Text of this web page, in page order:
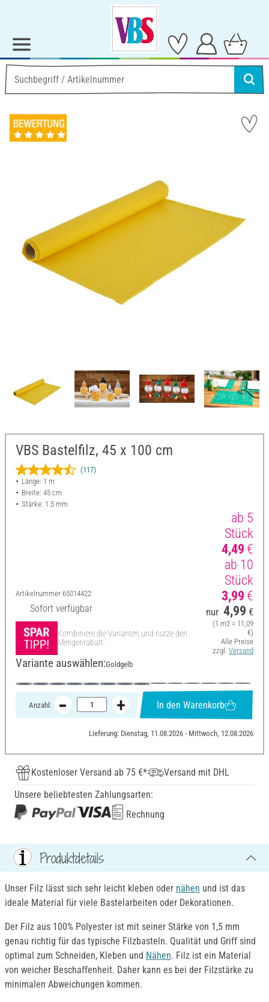
VBS Bastelfilz, 45 x 100 cm
(117)
Länge: 1 m
Breite: 45 cm
Stärke: 1.5 mm
Artikelnummer 65014422
Sofort verfügbar
Kombiniere die Varianten und nutze den
Mengenrabatt.
ab 5
Stück
4,49 €
ab 10
Stück
3,99 €
nur 4,99 €
(1 m2 = 11,09
€)
Alle Preise
zzgl. Versand
Variante auswählen:Goldgelb
Anzahl: In den Warenkorb
Lieferung: Dienstag, 11.08.2026 - Mittwoch, 12.08.2026
Kostenloser Versand ab 75 €*
Versand mit DHL
Unsere beliebtesten Zahlungsarten:
Rechnung
Produktdetails
Unser Filz lässt sich sehr leicht kleben oder nähen und ist das
ideale Material für viele Bastelarbeiten oder Dekorationen.
Der Filz aus 100% Polyester ist mit seiner Stärke von 1,5 mm
genau richtig für das typische Filzbasteln. Qualität und Griff sind
optimal zum Schneiden, Kleben und Nähen. Filz ist ein Material
von weicher Beschaffenheit. Daher kann es bei der Filzstärke zu
minimalen Abweichungen kommen.